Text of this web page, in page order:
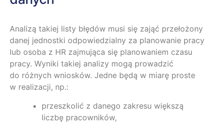
Analizą takiej listy błędów musi się zająć przełożony
danej jednostki odpowiedzialny za planowanie pracy
lub osoba z HR zajmująca się planowaniem czasu
pracy. Wyniki takiej analizy mogą prowadzić
do różnych wniosków. Jedne będą w miarę proste
w realizacji, np.:
przeszkolić z danego zakresu większą
liczbę pracowników,